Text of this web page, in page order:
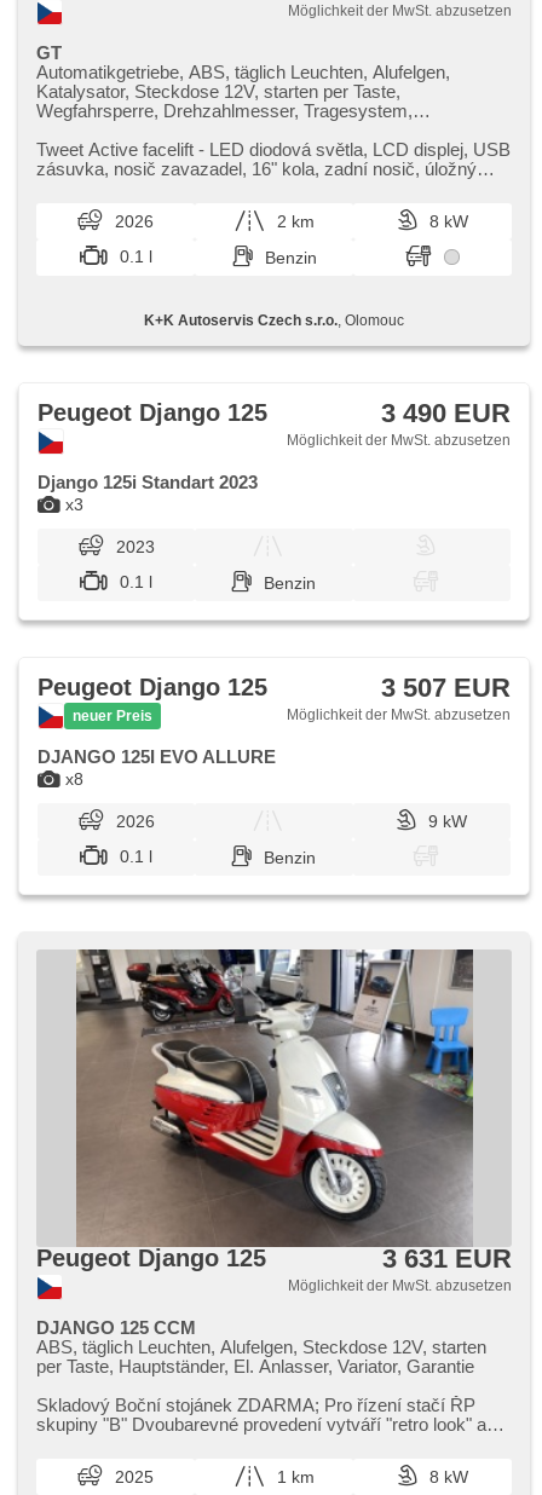
Möglichkeit der MwSt. abzusetzen
GT
Automatikgetriebe, ABS, täglich Leuchten, Alufelgen,
Katalysator, Steckdose 12V, starten per Taste,
Wegfahrsperre, Drehzahlmesser, Tragesystem,
Tweet Active facelift ​- LED diodová světla,​ LCD displej,​ USB
zásuvka,​ nosič zavazadel,​ 16" kola,​ zadní nosič,​ úložný
2026 2 km
8 kW
0.1 l
Benzin
K+K Autoservis Czech s.r.o. , Olomouc
x3
Peugeot Django 125 3 490 EUR
Möglichkeit der MwSt. abzusetzen
Django 125i Standart 2023
2023
0.1 l
Benzin
x8
Peugeot Django 125
neuer Preis
3 507 EUR
Möglichkeit der MwSt. abzusetzen
DJANGO 125I EVO ALLURE
2026
9 kW
0.1 l
Benzin
Peugeot Django 125 3 631 EUR
Möglichkeit der MwSt. abzusetzen
DJANGO 125 CCM
ABS, täglich Leuchten, Alufelgen, Steckdose 12V, starten
per Taste, Hauptständer, El. Anlasser, Variator, Garantie
Skladový Boční stojánek ZDARMA;​ Pro řízení stačí ŘP
skupiny "B" Dvoubarevné provedení vytváří "retro look" a
2025 1 km
8 kW